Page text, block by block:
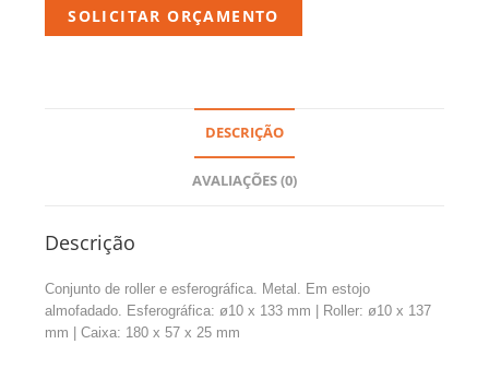
SOLICITAR ORÇAMENTO
DESCRIÇÃO
AVALIAÇÕES (0)
Descrição
Conjunto de roller e esferográfica. Metal. Em estojo
almofadado. Esferográfica: ø10 x 133 mm | Roller: ø10 x 137
mm | Caixa: 180 x 57 x 25 mm